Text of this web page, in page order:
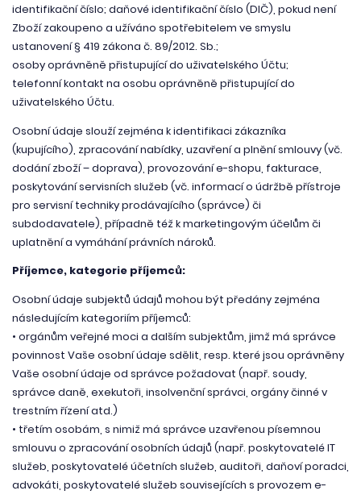
identifikační číslo; daňové identifikační číslo (DIČ), pokud není
Zboží zakoupeno a užíváno spotřebitelem ve smyslu
ustanovení § 419 zákona č. 89/2012. Sb.;
osoby oprávněně přistupující do uživatelského Účtu;
telefonní kontakt na osobu oprávněně přistupující do
uživatelského Účtu.
Osobní údaje slouží zejména k identifikaci zákazníka
(kupujícího), zpracování nabídky, uzavření a plnění smlouvy (vč.
dodání zboží – doprava), provozování e-shopu, fakturace,
poskytování servisních služeb (vč. informací o údržbě přístroje
pro servisní techniky prodávajícího (správce) či
subdodavatele), případně též k marketingovým účelům či
uplatnění a vymáhání právních nároků.
Příjemce, kategorie příjemců:
Osobní údaje subjektů údajů mohou být předány zejména
následujícím kategoriím příjemců:
• orgánům veřejné moci a dalším subjektům, jimž má správce
povinnost Vaše osobní údaje sdělit, resp. které jsou oprávněny
Vaše osobní údaje od správce požadovat (např. soudy,
správce daně, exekutoři, insolvenční správci, orgány činné v
trestním řízení atd.)
• třetím osobám, s nimiž má správce uzavřenou písemnou
smlouvu o zpracování osobních údajů (např. poskytovatelé IT
služeb, poskytovatelé účetních služeb, auditoři, daňoví poradci,
advokáti, poskytovatelé služeb souvisejících s provozem e-